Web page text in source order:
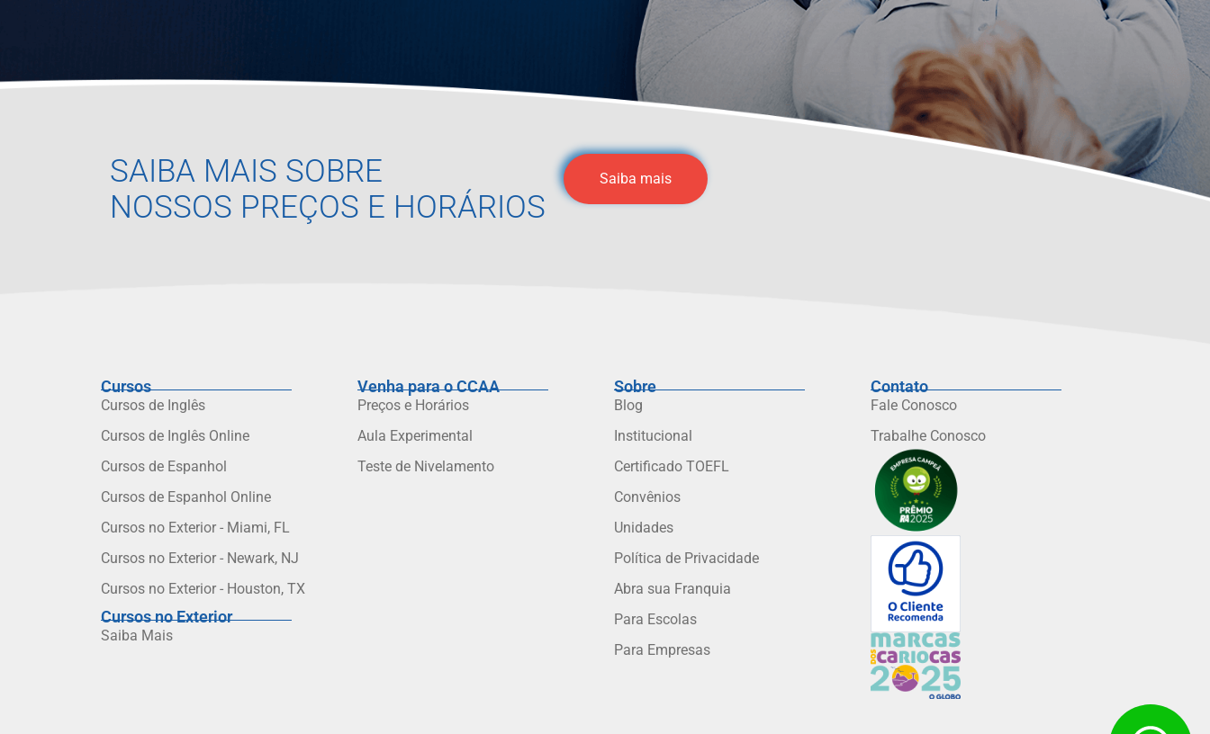
SAIBA MAIS SOBRE
NOSSOS PREÇOS E HORÁRIOS
Saiba mais
Cursos
Cursos de Inglês
Cursos de Inglês Online
Cursos de Espanhol
Cursos de Espanhol Online
Cursos no Exterior - Miami, FL
Cursos no Exterior - Newark, NJ
Cursos no Exterior - Houston, TX
Cursos no Exterior
Saiba Mais
Venha para o CCAA
Preços e Horários
Aula Experimental
Teste de Nivelamento
Sobre
Blog
Institucional
Certificado TOEFL
Convênios
Unidades
Política de Privacidade
Abra sua Franquia
Para Escolas
Para Empresas
Contato
Fale Conosco
Trabalhe Conosco